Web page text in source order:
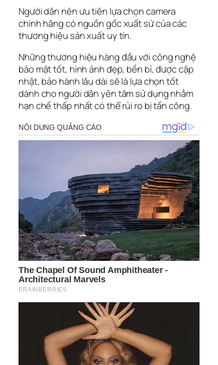
Người dân nên ưu tiên lựa chọn camera
chính hãng có nguồn gốc xuất sứ của các
thương hiệu sản xuất uy tín.
Những thương hiệu hàng đầu với công nghệ
bảo mật tốt, hình ảnh đẹp, bền bỉ, được cập
nhật, bảo hành lâu dài sẽ là lựa chọn tốt
dành cho người dân yên tâm sử dụng nhằm
hạn chế thấp nhất có thể rủi ro bị tấn công.